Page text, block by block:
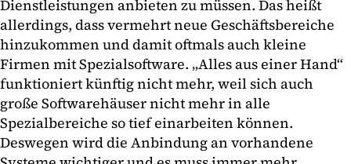
Dienstleistungen anbieten zu müssen. Das heißt
allerdings, dass vermehrt neue Geschäftsbereiche
hinzukommen und damit oftmals auch kleine
Firmen mit Spezialsoftware. „Alles aus einer Hand“
funktioniert künftig nicht mehr, weil sich auch
große Softwarehäuser nicht mehr in alle
Spezialbereiche so tief einarbeiten können.
Deswegen wird die Anbindung an vorhandene